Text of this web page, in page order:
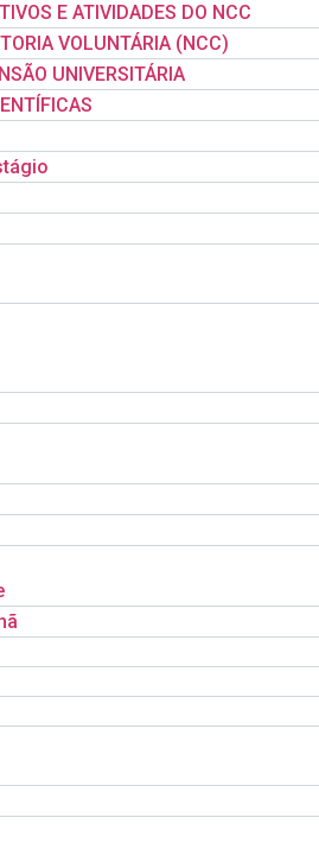
E ATIVIDADES DO NCC
VOLUNTÁRIA (NCC)
UNIVERSITÁRIA